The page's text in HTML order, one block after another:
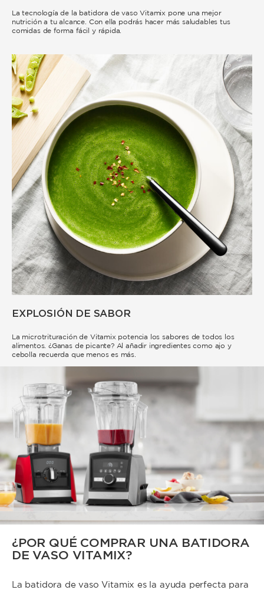
La tecnología de la batidora de vaso Vitamix pone una mejor
nutrición a tu alcance. Con ella podrás hacer más saludables tus
comidas de forma fácil y rápida.
EXPLOSIÓN DE SABOR
La microtrituración de Vitamix potencia los sabores de todos los
alimentos. ¿Ganas de picante? Al añadir ingredientes como ajo y
cebolla recuerda que menos es más.
¿POR QUÉ COMPRAR UNA BATIDORA
DE VASO VITAMIX?
La batidora de vaso Vitamix es la ayuda perfecta para